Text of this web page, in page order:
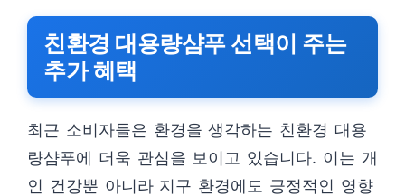
친환경 대용량샴푸 선택이 주는
추가 혜택
최근 소비자들은 환경을 생각하는 친환경 대용
량샴푸에 더욱 관심을 보이고 있습니다. 이는 개
인 건강뿐 아니라 지구 환경에도 긍정적인 영향